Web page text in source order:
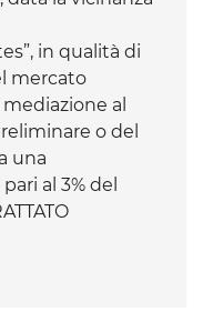
in qualità di
mercato
al
o del
una
al 3% del